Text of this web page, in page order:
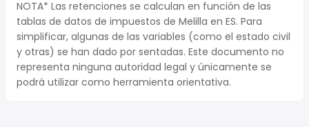
NOTA* Las retenciones se calculan en función de las
tablas de datos de impuestos de Melilla en ES. Para
simplificar, algunas de las variables (como el estado civil
y otras) se han dado por sentadas. Este documento no
representa ninguna autoridad legal y únicamente se
podrá utilizar como herramienta orientativa.